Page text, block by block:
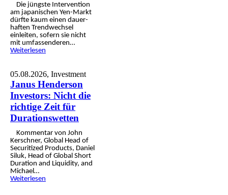
Die jüngste Inter­vention
am japa­nischen Yen-Markt
dürfte kaum einen dauer­
haften Trend­wechsel
einleiten, sofern sie nicht
mit umfassen­deren…
Weiterlesen
05.08.2026, Investment
Janus Henderson
Investors: Nicht die
richtige Zeit für
Durationswetten
Kommentar von John
Kersch­ner, Global Head of
Securitized Products, Daniel
Siluk, Head of Global Short
Duration and Liquidity, and
Michael…
Weiterlesen